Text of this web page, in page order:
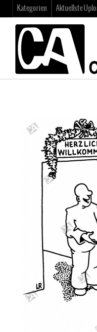
Kategorien Aktuellste